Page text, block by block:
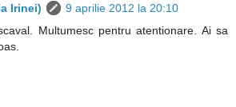
Irinei)
9 aprilie 2012 la 20:10
Multumesc pentru atentionare. Ai sa